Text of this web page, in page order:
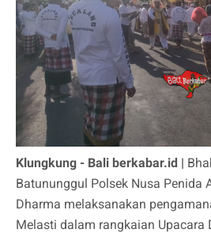
Klungkung - Bali berkabar.id |
Batununggul Polsek Nusa Penida
Dharma melaksanakan
Melasti dalam rangkaian Upacara